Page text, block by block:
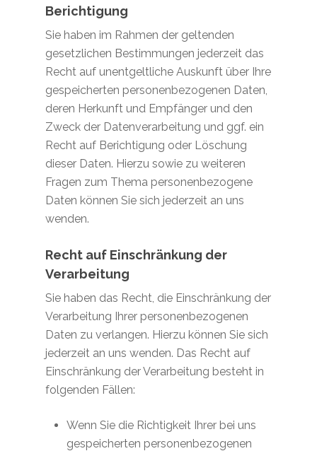
Berichtigung
Sie haben im Rahmen der geltenden
gesetzlichen Bestimmungen jederzeit das
Recht auf unentgeltliche Auskunft über Ihre
gespeicherten personenbezogenen Daten,
deren Herkunft und Empfänger und den
Zweck der Datenverarbeitung und ggf. ein
Recht auf Berichtigung oder Löschung
dieser Daten. Hierzu sowie zu weiteren
Fragen zum Thema personenbezogene
Daten können Sie sich jederzeit an uns
wenden.
Recht auf Einschränkung der
Verarbeitung
Sie haben das Recht, die Einschränkung der
Verarbeitung Ihrer personenbezogenen
Daten zu verlangen. Hierzu können Sie sich
jederzeit an uns wenden. Das Recht auf
Einschränkung der Verarbeitung besteht in
folgenden Fällen:
Wenn Sie die Richtigkeit Ihrer bei uns
gespeicherten personenbezogenen